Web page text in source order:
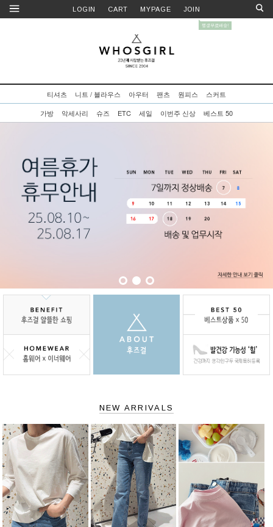
LOGIN CART MYPAGE JOIN
티셔츠 니트 / 블라우스 아우터 팬츠 원피스
스커트
가방
악세사리 슈즈 ETC 세일 이번주 신상 베스트 50
NEW ARRIVALS